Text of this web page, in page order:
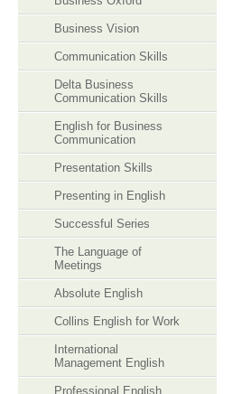
Business Vision
Communication Skills
Delta Business
Communication Skills
English for Business
Communication
Presentation Skills
Presenting in English
Successful Series
The Language of
Meetings
Absolute English
Collins English for Work
International
Management English
Professional English